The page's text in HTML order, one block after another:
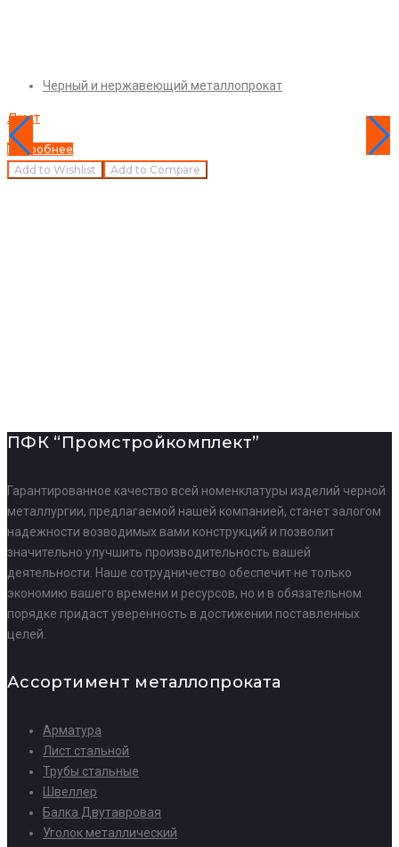
Черный и нержавеющий металлопрокат
Лист
Подробнее
Add to Wishlist
Add to Compare
ПФК “Промстройкомплект”
Гарантированное качество всей номенклатуры изделий черной
металлургии, предлагаемой нашей компанией, станет залогом
надежности возводимых вами конструкций и позволит
значительно улучшить производительность вашей
деятельности. Наше сотрудничество обеспечит не только
экономию вашего времени и ресурсов, но и в обязательном
порядке придаст уверенность в достижении поставленных
целей.
Ассортимент металлопроката
Арматура
Лист стальной
Трубы стальные
Швеллер
Балка Двутавровая
Уголок металлический